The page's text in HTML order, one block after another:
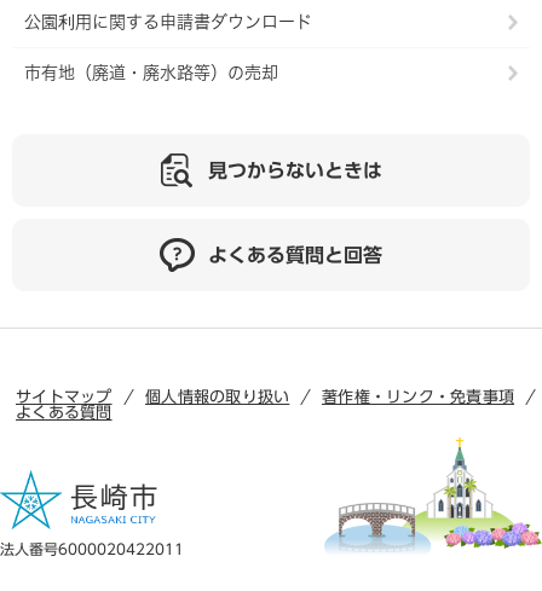
公園利用に関する申請書ダウンロード
市有地（廃道・廃水路等）の売却
見つからないときは
よくある質問と回答
サイトマップ 個人情報の取り扱い
著作権・リンク・免責事項
よくある質問
法人番号6000020422011